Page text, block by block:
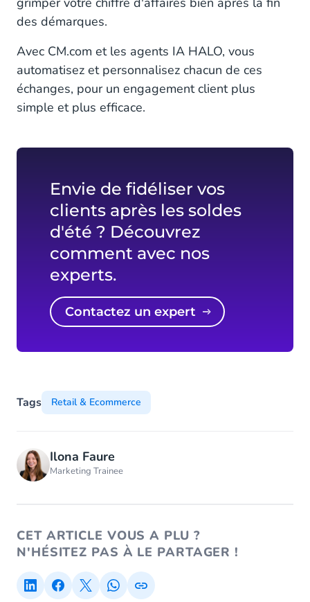
des démarques.
Avec CM.com et les agents IA HALO, vous
automatisez et personnalisez chacun de ces
échanges, pour un engagement client plus
simple et plus efficace.
Envie de fidéliser vos
clients après les soldes
d'été ? Découvrez
comment avec nos
experts.
Contactez un expert
Tags Retail & Ecommerce
Ilona Faure
Marketing Trainee
CET ARTICLE VOUS A PLU ?
N'HÉSITEZ PAS À LE PARTAGER !